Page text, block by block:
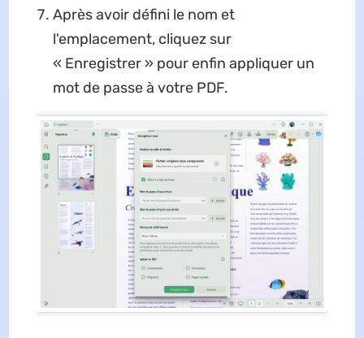
Après avoir défini le nom et
l'emplacement, cliquez sur
« Enregistrer » pour enfin appliquer un
mot de passe à votre PDF.